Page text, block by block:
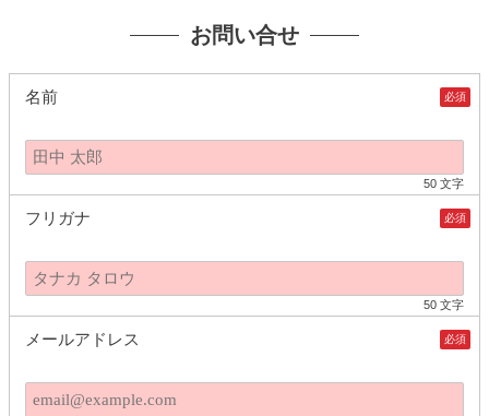
お問い合せ
名前 必須
50 文字
フリガナ 必須
50 文字
メールアドレス 必須